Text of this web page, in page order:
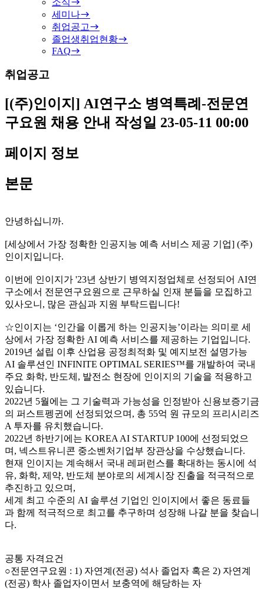
세미나
취업공고
졸업생취업현황
FAQ
취업공고
[(주)인이지] AI연구소 병역특례-전문연
구요원 채용 안내 작성일 23-05-11 00:00
페이지 정보
본문
안녕하십니까.
[세상에서 가장 정확한 인공지능 예측 서비스 제공 기업] (주)
인이지입니다.
이번에 인이지가 '23년 상반기 병역지정업체로 선정되어 AI연
구소에서 전문연구요원으로 근무하실 인재 분들을 모집하고
있사오니, 많은 관심과 지원 부탁드립니다!
☆인이지는 ‘인간을 이롭게 하는 인공지능’이라는 의미로 세
상에서 가장 정확한 AI 예측 서비스를 제공하는 기업입니다.
2019년 설립 이후 산업용 공정최적화 및 예지보전 설명가능
AI 솔루션인 INFINITE OPTIMAL SERIES™를 개발하여 국내
주요 화학, 반도체, 발전소 현장에 인이지의 기술을 적용하고
있습니다.
2022년 5월에는 그 기술력과 가능성을 인정받아 신용보증기금
의 퍼스트펭귄에 선정되었으며, 총 55억 원 규모의 프리시리즈
A 투자를 유치했습니다.
2022년 하반기에는 KOREA AI STARTUP 100에 선정되었으
며, 넥스트유니콘 중소벤처기업부 장관상을 수상했습니다.
현재 인이지는 계속해서 국내 레퍼런스를 확대하는 동시에 석
유, 화학, 제약, 반도체 분야로의 세계시장 진출을 적극적으로
추진하고 있으며,
세계 최고 수준의 AI 솔루션 기업인 인이지에서 좋은 동료들
과 함께 적극적으로 최고를 추구하며 성장해 나갈 분을 찾습니
다.
공통 자격요건
○전문연구요원 : 1) 자연계(전공) 석사 졸업자 혹은 2) 자연계
(전공) 학사 졸업자이면서 보충역에 해당하는 자